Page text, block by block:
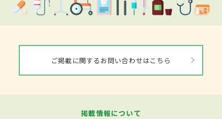
ご掲載に関するお問い合わせはこちら
掲載情報について